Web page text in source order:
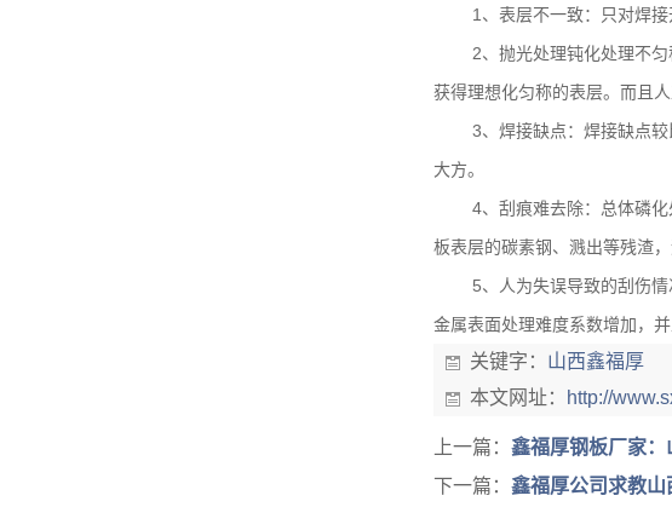
1、表层不一致：只对焊
2、抛光处理钝化处理不
获得理想化匀称的表层。而且
3、焊接缺点：焊接缺点
大方。
4、刮痕难去除：总体磷
板表层的碳素钢、溅出等残渣
5、人为失误导致的刮伤
金属表面处理难度系数增加，
关键字： 山西鑫福厚
本文网址：
http://
上一篇： 鑫福厚钢板厂家：
下一篇： 鑫福厚公司求教山